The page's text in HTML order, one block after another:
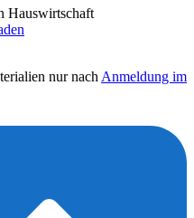
Hauswirtschaft
nur nach Anmeldung im